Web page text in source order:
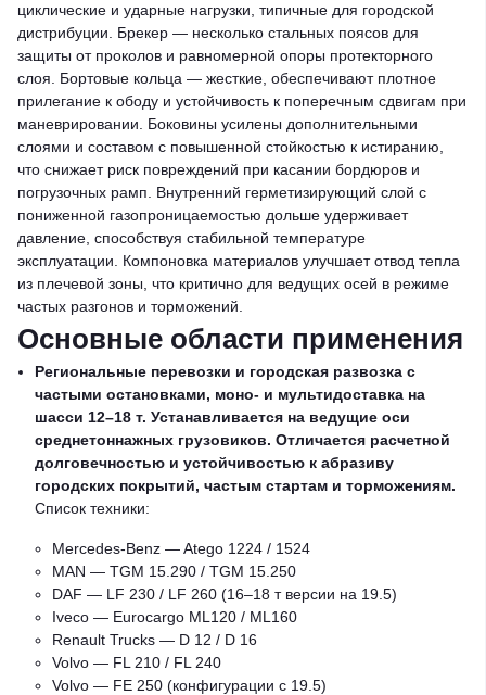
циклические и ударные нагрузки, типичные для городской
дистрибуции. Брекер — несколько стальных поясов для
защиты от проколов и равномерной опоры протекторного
слоя. Бортовые кольца — жесткие, обеспечивают плотное
прилегание к ободу и устойчивость к поперечным сдвигам при
маневрировании. Боковины усилены дополнительными
слоями и составом с повышенной стойкостью к истиранию,
что снижает риск повреждений при касании бордюров и
погрузочных рамп. Внутренний герметизирующий слой с
пониженной газопроницаемостью дольше удерживает
давление, способствуя стабильной температуре
эксплуатации. Компоновка материалов улучшает отвод тепла
из плечевой зоны, что критично для ведущих осей в режиме
частых разгонов и торможений.
Основные области применения
Региональные перевозки и городская развозка с
частыми остановками, моно- и мультидоставка на
шасси 12–18 т. Устанавливается на ведущие оси
среднетоннажных грузовиков. Отличается расчетной
долговечностью и устойчивостью к абразиву
городских покрытий, частым стартам и торможениям.
Список техники:
Mercedes-Benz — Atego 1224 / 1524
MAN — TGM 15.290 / TGM 15.250
DAF — LF 230 / LF 260 (16–18 т версии на 19.5)
Iveco — Eurocargo ML120 / ML160
Renault Trucks — D 12 / D 16
Volvo — FL 210 / FL 240
Volvo — FE 250 (конфигурации с 19.5)